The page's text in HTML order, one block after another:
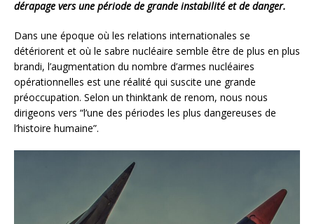
dérapage vers une période de grande instabilité et de danger.
Dans une époque où les relations internationales se
détériorent et où le sabre nucléaire semble être de plus en plus
brandi, l’augmentation du nombre d’armes nucléaires
opérationnelles est une réalité qui suscite une grande
préoccupation. Selon un thinktank de renom, nous nous
dirigeons vers “l’une des périodes les plus dangereuses de
l’histoire humaine”.